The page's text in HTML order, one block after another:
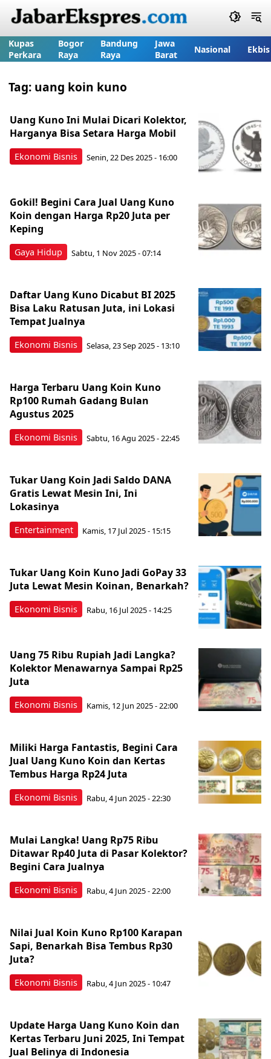
Kupas
Perkara
Bogor
Raya
Bandung
Raya
Jawa
Barat
Nasional Ekbis
Tag: uang koin kuno
Ekonomi Bisnis
Uang Kuno Ini Mulai Dicari Kolektor,
Harganya Bisa Setara Harga Mobil
Senin, 22 Des 2025 - 16:00
Gaya Hidup
Gokil! Begini Cara Jual Uang Kuno
Koin dengan Harga Rp20 Juta per
Keping
Sabtu, 1 Nov 2025 - 07:14
Ekonomi Bisnis
Daftar Uang Kuno Dicabut BI 2025
Bisa Laku Ratusan Juta, ini Lokasi
Tempat Jualnya
Selasa, 23 Sep 2025 - 13:10
Ekonomi Bisnis
Harga Terbaru Uang Koin Kuno
Rp100 Rumah Gadang Bulan
Agustus 2025
Sabtu, 16 Agu 2025 - 22:45
Entertainment
Tukar Uang Koin Jadi Saldo DANA
Gratis Lewat Mesin Ini, Ini
Lokasinya
Kamis, 17 Jul 2025 - 15:15
Ekonomi Bisnis
Tukar Uang Koin Kuno Jadi GoPay 33
Juta Lewat Mesin Koinan, Benarkah?
Rabu, 16 Jul 2025 - 14:25
Ekonomi Bisnis
Uang 75 Ribu Rupiah Jadi Langka?
Kolektor Menawarnya Sampai Rp25
Juta
Kamis, 12 Jun 2025 - 22:00
Ekonomi Bisnis
Miliki Harga Fantastis, Begini Cara
Jual Uang Kuno Koin dan Kertas
Tembus Harga Rp24 Juta
Rabu, 4 Jun 2025 - 22:30
Ekonomi Bisnis
Mulai Langka! Uang Rp75 Ribu
Ditawar Rp40 Juta di Pasar Kolektor?
Begini Cara Jualnya
Rabu, 4 Jun 2025 - 22:00
Ekonomi Bisnis
Nilai Jual Koin Kuno Rp100 Karapan
Sapi, Benarkah Bisa Tembus Rp30
Juta?
Rabu, 4 Jun 2025 - 10:47
Update Harga Uang Kuno Koin dan
Kertas Terbaru Juni 2025, Ini Tempat
Jual Belinya di Indonesia